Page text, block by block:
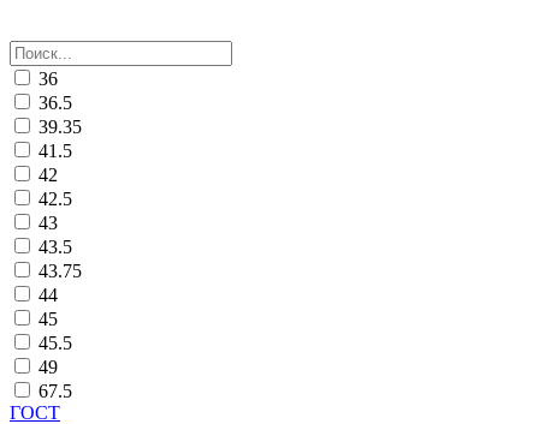
36
36.5
39.35
41.5
42
42.5
43
43.5
43.75
44
45
45.5
49
67.5
ГОСТ